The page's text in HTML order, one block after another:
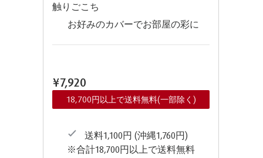
触りごこち
お好みのカバーでお部屋の彩に
¥7,920
18,700円以上で送料無料(一部除く)
送料1,100円 (沖縄1,760円)
※合計18,700円以上で送料無料